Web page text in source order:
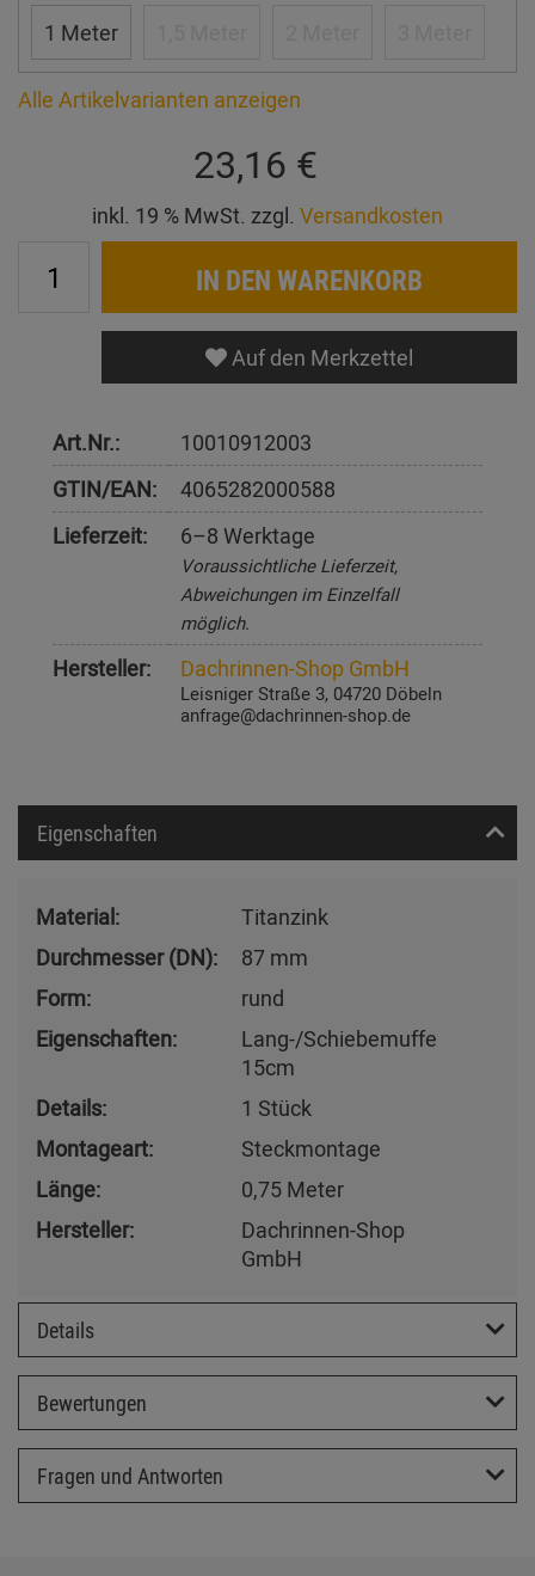
1 Meter
Alle Artikelvarianten anzeigen
23,16 €
inkl. 19 % MwSt. zzgl. Versandkosten
IN DEN WARENKORB
Auf den Merkzettel
Art.Nr.:
10010912003
GTIN/EAN:
4065282000588
Lieferzeit:
6–8 Werktage
Voraussichtliche Lieferzeit,
Abweichungen im Einzelfall
möglich.
Hersteller: Dachrinnen-Shop GmbH
Leisniger Straße 3, 04720 Döbeln
anfrage@dachrinnen-shop.de
Eigenschaften
Material:
Titanzink
Durchmesser (DN):
87 mm
Form:
rund
Eigenschaften:
Lang-/Schiebemuffe
15cm
Details:
1 Stück
Montageart:
Steckmontage
Länge:
0,75 Meter
Hersteller:
Dachrinnen-Shop
GmbH
Details
Bewertungen
Fragen und Antworten